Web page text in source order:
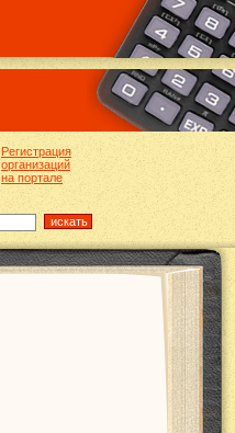
Регистрация
организаций
на портале